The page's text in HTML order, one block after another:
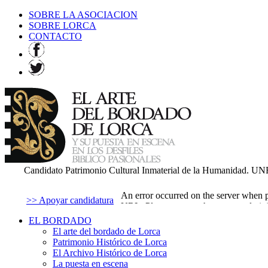
SOBRE LA ASOCIACION
SOBRE LORCA
CONTACTO
Candidato Patrimonio Cultural Inmaterial de la Humanidad.
>> Apoyar candidatura
EL BORDADO
El arte del bordado de Lorca
Patrimonio Histórico de Lorca
El Archivo Histórico de Lorca
La puesta en escena